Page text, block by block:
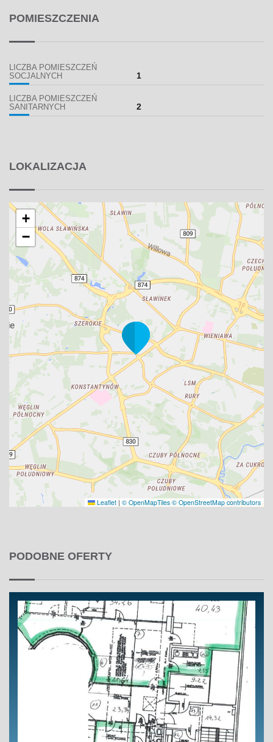
POMIESZCZENIA
LICZBA POMIESZCZEŃ
SOCJALNYCH
1
LICZBA POMIESZCZEŃ
SANITARNYCH
2
LOKALIZACJA
+
−
Leaflet | © OpenMapTiles © OpenStreetMap contributors
PODOBNE OFERTY